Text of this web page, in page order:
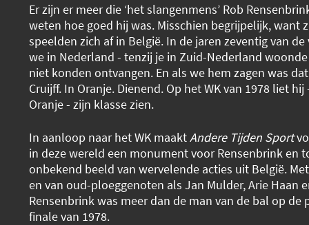
Er zijn er meer die ‘het slangenmens’ Rob
weten hoe goed hij was. Misschien begrijpelijk, want
speelden zich af in België. In de jaren zeventig van
we in Nederland - tenzij je in Zuid-Nederland
niet konden ontvangen. En als we hem zagen was
Cruijff. In Oranje. Dienend. Op het WK van 1978 liet
Oranje - zijn klasse zien.
In aanloop naar het WK maaktAndere Tijden Sport
in deze wereld een monument voor Rensenbrink en
onbekend beeld van wervelende acties uit België.
en van oud-ploeggenoten als Jan Mulder, Arie Haan
Rensenbrink was meer dan de man van de bal op de
finale van 1978.